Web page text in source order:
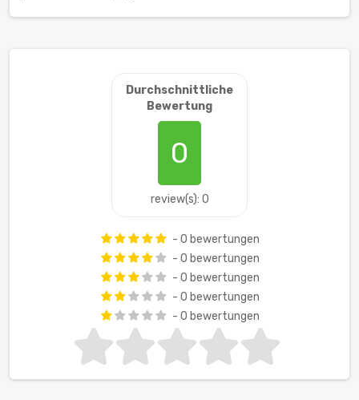
Durchschnittliche
Bewertung
0
review(s): 0
- 0 bewertungen
- 0 bewertungen
- 0 bewertungen
- 0 bewertungen
- 0 bewertungen